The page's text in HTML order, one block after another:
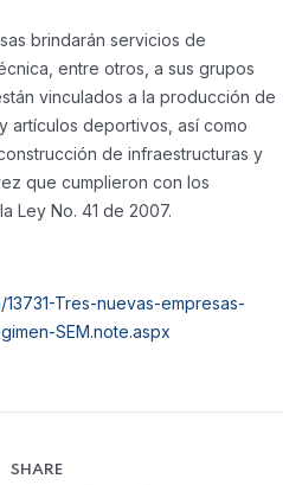
brindarán servicios de
entre otros, a sus grupos
vinculados a la producción de
artículos deportivos, así como
de infraestructuras y
que cumplieron con los
Ley No. 41 de 2007.
Tres-nuevas-empresas-
SEM.note.aspx
SHARE